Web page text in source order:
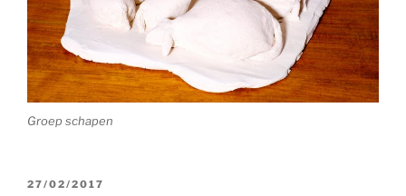
Groep schapen
GEPLAATST
27/02/2017